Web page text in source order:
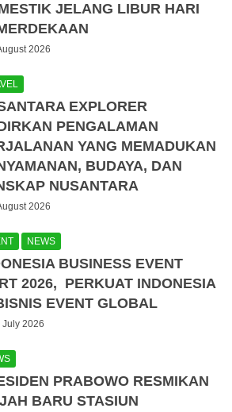
JELANG LIBUR HARI
2026
EXPLORER
PENGALAMAN
YANG MEMADUKAN
BUDAYA, DAN
NUSANTARA
2026
NEWS
BUSINESS EVENT
2026, PERKUAT INDONESIA
EVENT GLOBAL
July 2026
PRABOWO RESMIKAN
BARU STASIUN